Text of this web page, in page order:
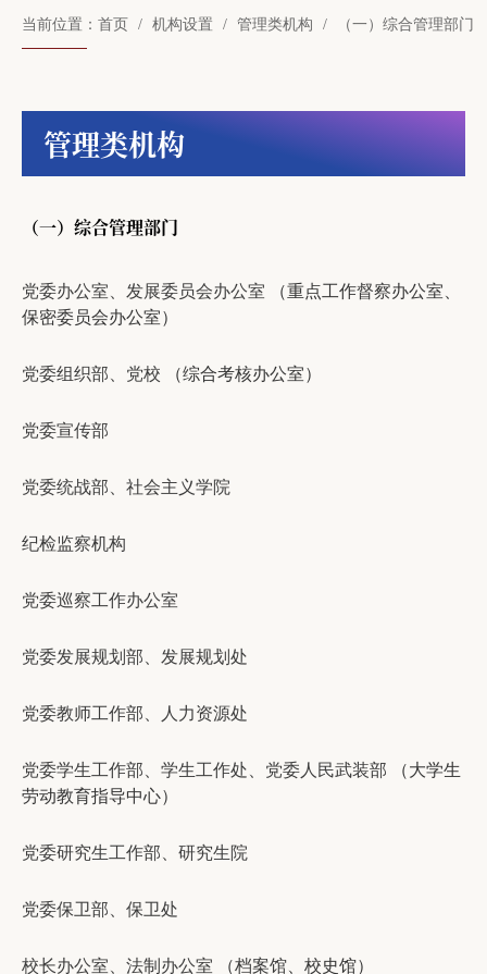
当前位置： 首页 机构设置 管理类机构 （一）综合管理部门
管理类机构
（一）综合管理部门
党委办公室、发展委员会办公室
（重点工作督察办公室、
保密委员会办公室）
党委组织部、党校 （综合考核办公室）
党委宣传部
党委统战部、社会主义学院
纪检监察机构
党委巡察工作办公室
党委发展规划部、发展规划处
党委教师工作部、人力资源处
党委学生工作部、学生工作处、党委人民武装部
（大学生
劳动教育指导中心）
党委研究生工作部、研究生院
党委保卫部、保卫处
校长办公室、法制办公室 （档案馆 、校史馆）